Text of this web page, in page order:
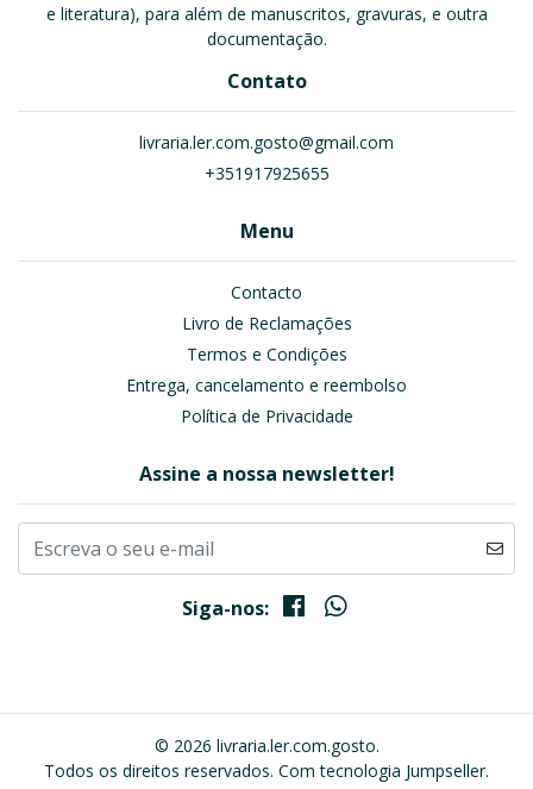
e literatura), para além de manuscritos, gravuras, e outra
documentação.
Contato
livraria.ler.com.gosto@gmail.com
+351917925655
Menu
Contacto
Livro de Reclamações
Termos e Condições
Entrega, cancelamento e reembolso
Política de Privacidade
Assine a nossa newsletter!
Siga-nos:
© 2026 livraria.ler.com.gosto.
Todos os direitos reservados. Com tecnologia Jumpseller.